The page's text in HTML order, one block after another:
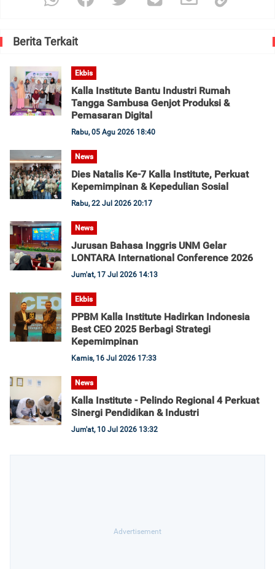
Berita Terkait
Ekbis
Kalla Institute Bantu Industri Rumah
Tangga Sambusa Genjot Produksi &
Pemasaran Digital
Rabu, 05 Agu 2026 18:40
News
Dies Natalis Ke-7 Kalla Institute, Perkuat
Kepemimpinan & Kepedulian Sosial
Rabu, 22 Jul 2026 20:17
News
Jurusan Bahasa Inggris UNM Gelar
LONTARA International Conference 2026
Jum'at, 17 Jul 2026 14:13
Ekbis
PPBM Kalla Institute Hadirkan Indonesia
Best CEO 2025 Berbagi Strategi
Kepemimpinan
Kamis, 16 Jul 2026 17:33
News
Kalla Institute - Pelindo Regional 4 Perkuat
Sinergi Pendidikan & Industri
Jum'at, 10 Jul 2026 13:32